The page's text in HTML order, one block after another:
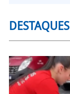
DESTAQUES